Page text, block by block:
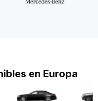
en Europa